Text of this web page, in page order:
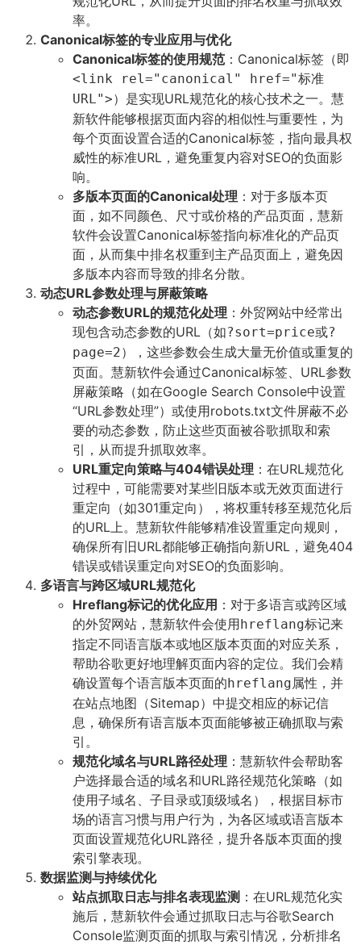
率。
Canonical标签的专业应用与优化
Canonical标签的使用规范：Canonical标签（即
<link rel="canonical" href="标准
URL">）是实现URL规范化的核心技术之一。慧
新软件能够根据页面内容的相似性与重要性，为
每个页面设置合适的Canonical标签，指向最具权
威性的标准URL，避免重复内容对SEO的负面影
响。
多版本页面的Canonical处理 ：对于多版本页
面，如不同颜色、尺寸或价格的产品页面，慧新
软件会设置Canonical标签指向标准化的产品页
面，从而集中排名权重到主产品页面上，避免因
多版本内容而导致的排名分散。
动态URL参数处理与屏蔽策略
动态参数URL的规范化处理 ：外贸网站中经常出
现包含动态参数的URL（如?sort=price或?
page=2），这些参数会生成大量无价值或重复的
页面。慧新软件会通过Canonical标签、URL参数
屏蔽策略（如在Google Search Console中设置
“URL参数处理”）或使用robots.txt文件屏蔽不必
要的动态参数，防止这些页面被谷歌抓取和索
引，从而提升抓取效率。
URL重定向策略与404错误处理 ：在URL规范化
过程中，可能需要对某些旧版本或无效页面进行
重定向（如301重定向），将权重转移至规范化后
的URL上。慧新软件能够精准设置重定向规则，
确保所有旧URL都能够正确指向新URL，避免404
错误或错误重定向对SEO的负面影响。
多语言与跨区域URL规范化
Hreflang标记的优化应用 ：对于多语言或跨区域
的外贸网站，慧新软件会使用hreflang标记来
指定不同语言版本或地区版本页面的对应关系，
帮助谷歌更好地理解页面内容的定位。我们会精
确设置每个语言版本页面的hreflang属性，并
在站点地图（Sitemap）中提交相应的标记信
息，确保所有语言版本页面能够被正确抓取与索
引。
规范化域名与URL路径处理 ：慧新软件会帮助客
户选择最合适的域名和URL路径规范化策略（如
使用子域名、子目录或顶级域名），根据目标市
场的语言习惯与用户行为，为各区域或语言版本
页面设置规范化URL路径，提升各版本页面的搜
索引擎表现。
数据监测与持续优化
站点抓取日志与排名表现监测 ：在URL规范化实
施后，慧新软件会通过抓取日志与谷歌Search
Console监测页面的抓取与索引情况，分析排名